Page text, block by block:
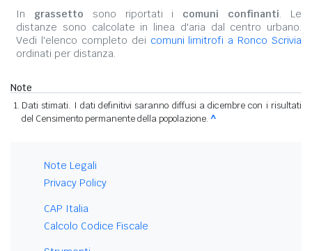
In grassetto sono riportati i comuni confinanti. Le
distanze sono calcolate in linea d'aria dal centro urbano.
Vedi l'elenco completo dei comuni limitrofi a Ronco Scrivia
ordinati per distanza.
Note
Dati stimati. I dati definitivi saranno diffusi a dicembre con i risultati
del Censimento permanente della popolazione. ^
Note Legali
Privacy Policy
CAP Italia
Calcolo Codice Fiscale